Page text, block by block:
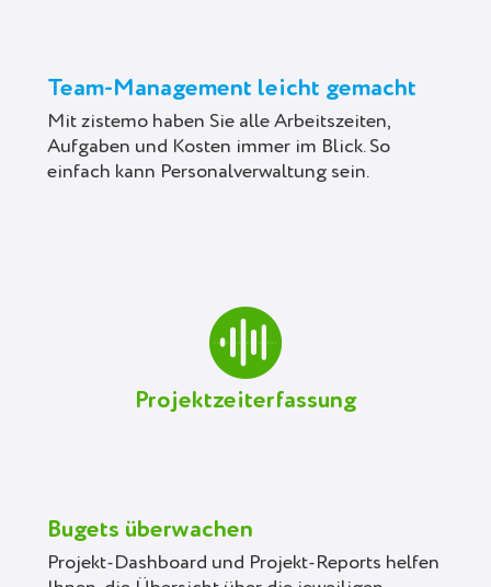
Team-Management leicht gemacht
Mit zistemo haben Sie alle Arbeitszeiten,
Aufgaben und Kosten immer im Blick. So
einfach kann Personalverwaltung sein.
Projektzeiterfassung
Bugets überwachen
Projekt-Dashboard und Projekt-Reports helfen